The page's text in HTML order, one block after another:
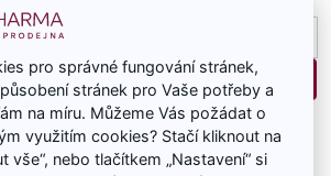
adresa
Přihlásit
se zasíláním e-mailové komunikace.
pro správné fungování stránek,
stránek pro Vaše potřeby a
na míru. Můžeme Vás požádat o
využitím cookies? Stačí kliknout na
vše“, nebo tlačítkem „Nastavení“ si